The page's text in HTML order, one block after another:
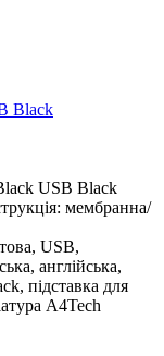
Black
USB Black
мембранна/
USB,
англійська,
підставка для
A4Tech